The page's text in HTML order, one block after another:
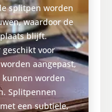
splitpen worden
waardoor de
blijft.
voor
aangepast,
kunnen worden
Splitpennen
een subtiele,